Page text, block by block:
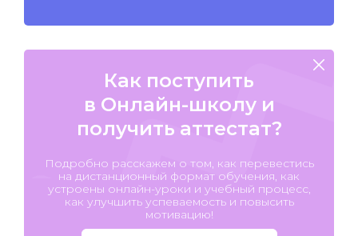
Как поступить
в Онлайн-школу и
получить аттестат?
Подробно расскажем о том, как перевестись
на дистанционный формат обучения, как
устроены онлайн-уроки и учебный процесс,
как улучшить успеваемость и повысить
мотивацию!